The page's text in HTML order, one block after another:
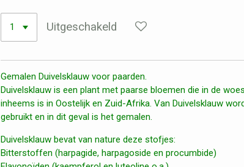
Uitgeschakeld
Gemalen Duivelsklauw voor paarden.
Duivelsklauw is een plant met paarse bloemen die in de
inheems is in Oostelijk en Zuid-Afrika. Van Duivelsklauw
gebruikt en in dit geval is het gemalen.
Duivelsklauw bevat van nature deze stofjes:
Bitterstoffen (harpagide, harpagoside en procumbide)